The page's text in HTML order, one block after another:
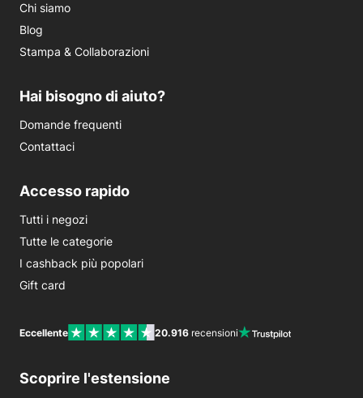
Chi siamo
Blog
Stampa & Collaborazioni
Hai bisogno di aiuto?
Domande frequenti
Contattaci
Accesso rapido
Tutti i negozi
Tutte le categorie
I cashback più popolari
Gift card
Eccellente 20.916 recensioni
Scoprire l'estensione